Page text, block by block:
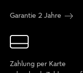
Garantie 2 Jahre
Zahlung per Karte